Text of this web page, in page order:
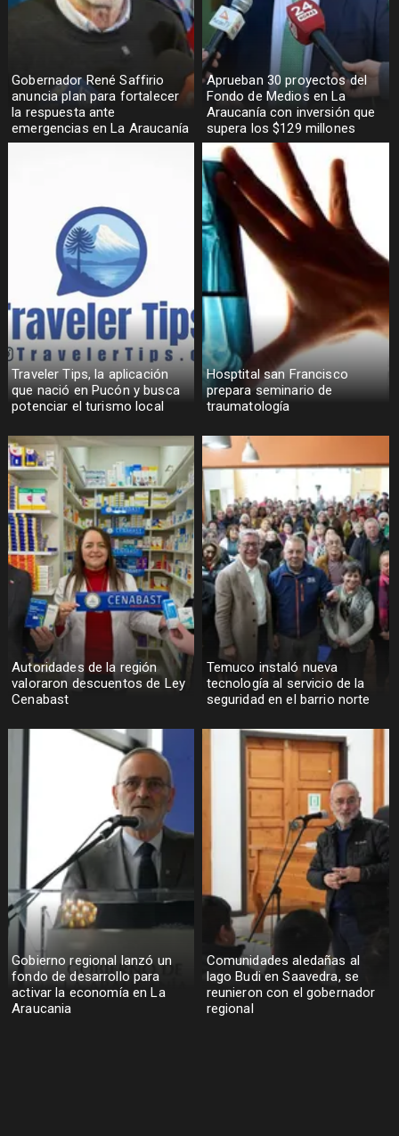
Gobernador René Saffirio
anuncia plan para fortalecer
la respuesta ante
emergencias en La Araucanía
Aprueban 30 proyectos del
Fondo de Medios en La
Araucanía con inversión que
supera los $129 millones
Traveler Tips, la aplicación
que nació en Pucón y busca
potenciar el turismo local
Hosptital san Francisco
prepara seminario de
traumatología
Autoridades de la región
valoraron descuentos de Ley
Cenabast
Temuco instaló nueva
tecnología al servicio de la
seguridad en el barrio norte
Gobierno regional lanzó un
fondo de desarrollo para
activar la economía en La
Araucania
Comunidades aledañas al
lago Budi en Saavedra, se
reunieron con el gobernador
regional